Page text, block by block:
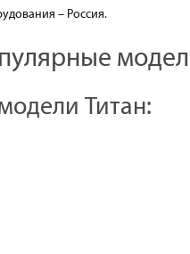
– Россия.
Титан: